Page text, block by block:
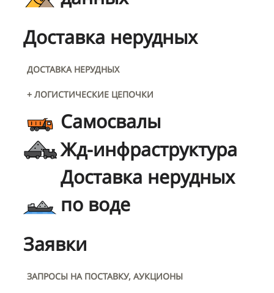
Доставка нерудных
ДОСТАВКА НЕРУДНЫХ
+ ЛОГИСТИЧЕСКИЕ ЦЕПОЧКИ
Самосвалы
Жд-инфраструктура
Доставка нерудных
по воде
Заявки
ЗАПРОСЫ НА ПОСТАВКУ, АУКЦИОНЫ